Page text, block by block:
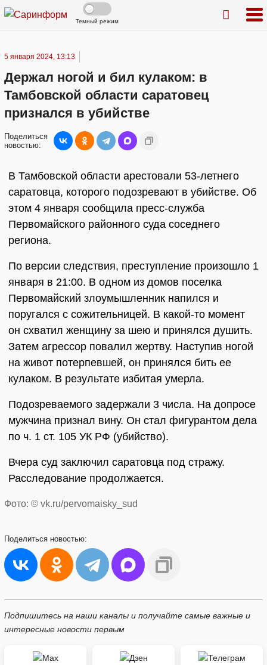
Темный режим
5 января 2024, 13:13
Держал ногой и бил кулаком: в
Тамбовской области саратовец
признался в убийстве
Поделиться
новостью:
В Тамбовской области арестовали 53-летнего
саратовца, которого подозревают в убийстве. Об
этом 4 января сообщила пресс-служба
Первомайского районного суда соседнего
региона.
По версии следствия, преступление произошло 1
января в 21:00. В одном из домов поселка
Первомайский злоумышленник напился и
поругался с сожительницей. В какой-то момент
он схватил женщину за шею и принялся душить.
Затем агрессор повалил жертву. Наступив ногой
на живот потерпевшей, он принялся бить ее
кулаком. В результате избитая умерла.
Подозреваемого задержали 3 числа. На допросе
мужчина признал вину. Он стал фигурантом дела
по ч. 1 ст. 105 УК РФ (убийство).
Вчера суд заключил саратовца под стражу.
Расследование продолжается.
Фото: © vk.ru/pervomaisky_sud
Поделиться новостью:
Подпишитесь на наши каналы и получайте самые важные и
интересные новости первым